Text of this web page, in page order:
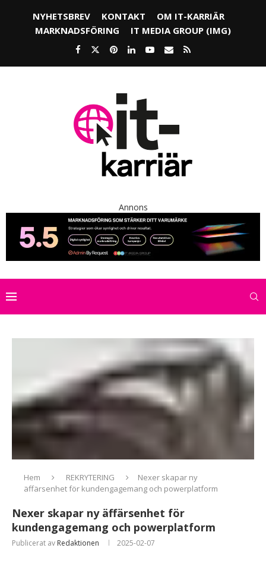
NYHETSBREV KONTAKT
OM IT-KARRIÄR
MARKNADSFÖRING
IT MEDIA GROUP (IMG)
Annons
Hem REKRYTERING
Nexer skapar ny
äffärsenhet för kundengagemang och powerplatform
Nexer skapar ny äffärsenhet för
kundengagemang och powerplatform
Publicerat av Redaktionen 2025-02-07